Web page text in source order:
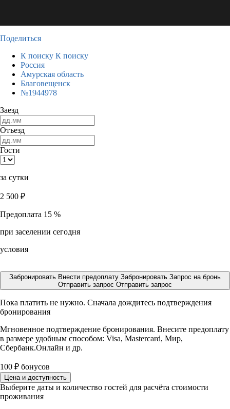
Поделиться
К поиску К поиску
Россия
Амурская область
Благовещенск
№1944978
Заезд
Отъезд
Гости
за сутки
2 500 ₽
Предоплата 15 %
при заселении сегодня
условия
Забронировать Внести предоплату Забронировать Запрос на бронь
Отправить запрос Отправить запрос
Пока платить не нужно. Сначала дождитесь подтверждения
бронирования
Мгновенное подтверждение бронирования. Внесите предоплату
в размере удобным способом: Visa, Mastercard, Мир,
Сбербанк.Онлайн и др.
100 ₽ бонусов
Цена и доступность
Выберите даты и количество гостей для расчёта стоимости
проживания